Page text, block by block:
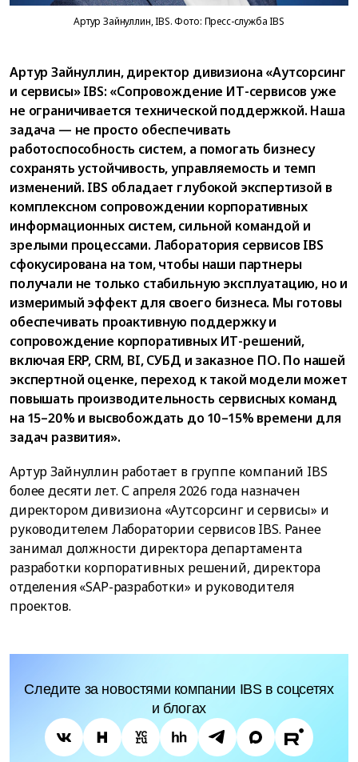
Артур Зайнуллин, IBS. Фото: Пресс-служба IBS
Артур Зайнуллин, директор дивизиона «Аутсорсинг
и сервисы» IBS: «Сопровождение ИТ-сервисов уже
не ограничивается технической поддержкой. Наша
задача — не просто обеспечивать
работоспособность систем, а помогать бизнесу
сохранять устойчивость, управляемость и темп
изменений. IBS обладает глубокой экспертизой в
комплексном сопровождении корпоративных
информационных систем, сильной командой и
зрелыми процессами. Лаборатория сервисов IBS
сфокусирована на том, чтобы наши партнеры
получали не только стабильную эксплуатацию, но и
измеримый эффект для своего бизнеса. Мы готовы
обеспечивать проактивную поддержку и
сопровождение корпоративных ИТ-решений,
включая ERP, CRM, BI, СУБД и заказное ПО. По нашей
экспертной оценке, переход к такой модели может
повышать производительность сервисных команд
на 15–20% и высвобождать до 10–15% времени для
задач развития».
Артур Зайнуллин работает в группе компаний IBS
более десяти лет. С апреля 2026 года назначен
директором дивизиона «Аутсорсинг и сервисы» и
руководителем Лаборатории сервисов IBS. Ранее
занимал должности директора департамента
разработки корпоративных решений, директора
отделения «SAP-разработки» и руководителя
проектов.
Следите за новостями компании IBS в соцсетях
и блогах